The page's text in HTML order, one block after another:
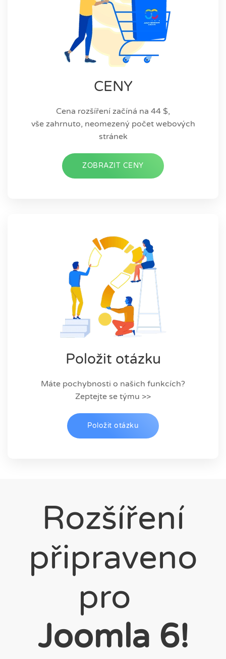
CENY
Cena rozšíření začíná na 44 $,
vše zahrnuto, neomezený počet webových
stránek
ZOBRAZIT CENY
Položit otázku
Máte pochybnosti o našich funkcích?
Zeptejte se týmu >>
Položit otázku
Rozšíření
připraveno
pro
Joomla 6!